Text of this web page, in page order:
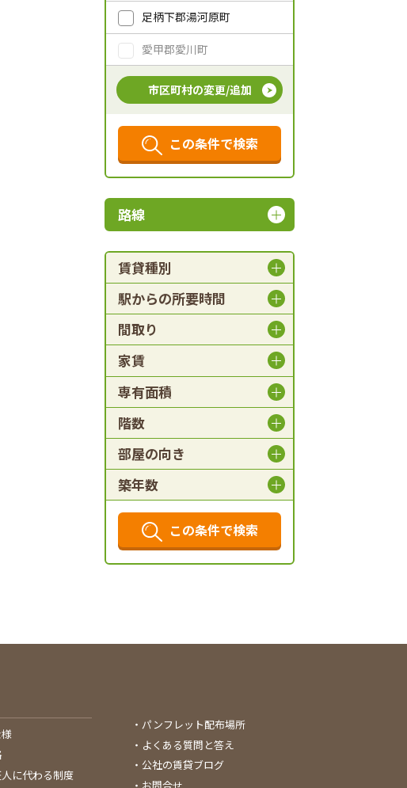
足柄下郡湯河原町
愛甲郡愛川町
市区町村の変更/追加
この条件で検索
路線
賃貸種別
駅からの所要時間
間取り
家賃
専有面積
階数
部屋の向き
築年数
この条件で検索
に代わる制度
パンフレット配布場所
よくある質問と答え
公社の賃貸ブログ